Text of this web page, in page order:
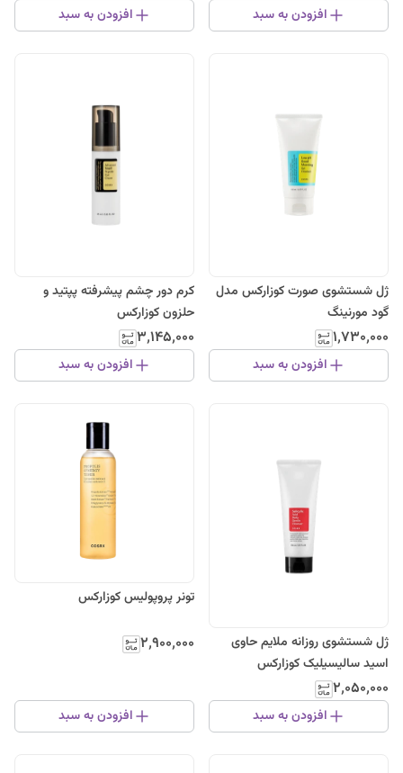
افزودن به سبد افزودن به سبد
ژل شستشوی صورت کوزارکس مدل
گود مورنینگ
۱٬۷۳۰٬۰۰۰
افزودن به سبد
کرم دور چشم پیشرفته پپتید و
حلزون کوزارکس
۳٬۱۴۵٬۰۰۰
افزودن به سبد
ژل شستشوی روزانه ملایم حاوی
اسید سالیسیلیک کوزارکس
۲٬۰۵۰٬۰۰۰
افزودن به سبد
تونر پروپولیس کوزارکس
۲٬۹۰۰٬۰۰۰
افزودن به سبد